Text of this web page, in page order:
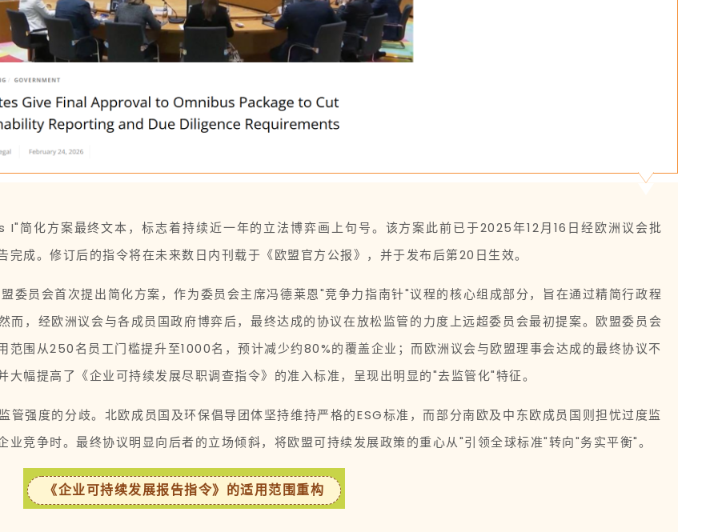
简化方案最终文本，标志着持续近一年的立法博弈画上句号。该方案此前已于2025年12月16日经欧洲议会批
成。修订后的指令将在未来数日内刊载于《欧盟官方公报》，并于发布后第20日生效。
委员会首次提出简化方案，作为委员会主席冯德莱恩"竞争力指南针"议程的核心组成部分，旨在通过精简行政程
而，经欧洲议会与各成员国政府博弈后，最终达成的协议在放松监管的力度上远超委员会最初提案。欧盟委员会
范围从250名员工门槛提升至1000名，预计减少约80%的覆盖企业；而欧洲议会与欧盟理事会达成的最终协议不
幅提高了《企业可持续发展尽职调查指令》的准入标准，呈现出明显的"去监管化"特征。
管强度的分歧。北欧成员国及环保倡导团体坚持维持严格的ESG标准，而部分南欧及中东欧成员国则担忧过度监
竞争时。最终协议明显向后者的立场倾斜，将欧盟可持续发展政策的重心从"引领全球标准"转向"务实平衡"。
《企业可持续发展报告指令》的适用范围重构